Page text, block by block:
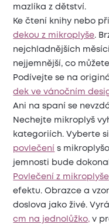
mazlíka z dětství.
Ke čtení knihy nebo
dekou z mikroplyše.
nejchladnějších
nejjemnější, co
Podívejte se na
dek ve vánočním
Ani na spaní se
Nechejte mikroplyš
kategoriích. Vyberte
povlečení
s
jemnosti bude
Povlečení z mikroplyše
efektu. Obrazce a
doslova jako živé.
cm na jednolůžko, v